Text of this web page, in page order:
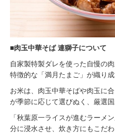
■⾁⽟中華そば 連獅子について
⾃家製特製ダレを使った⾃慢の
特徴的な「満⽉たまご」が織り
お米は、肉玉中華そばや肉玉に
が季節に応じて選びぬく、厳選国
「秋葉原一ライスが進むラーメ
分に浸⽔させ、炊き⽅にもこだわ